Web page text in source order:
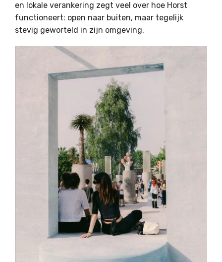
en lokale verankering zegt veel over hoe Horst
functioneert: open naar buiten, maar tegelijk
stevig geworteld in zijn omgeving.